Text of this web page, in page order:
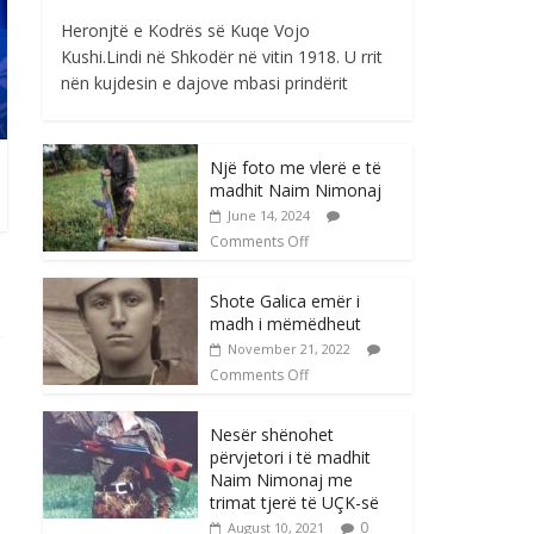
Heronjtë e Kodrës së Kuqe Vojo
Kushi.Lindi në Shkodër në vitin 1918. U rrit
nën kujdesin e dajove mbasi prindërit
Një foto me vlerë e të
madhit Naim Nimonaj
June 14, 2024
Comments Off
Shote Galica emër i
madh i mëmëdheut
November 21, 2022
Comments Off
Nesër shënohet
përvjetori i të madhit
Naim Nimonaj me
trimat tjerë të UÇK-së
August 10, 2021 0